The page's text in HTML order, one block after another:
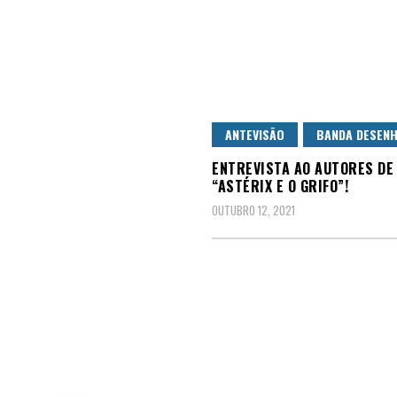
ANTEVISÃO BANDA
ENTREVISTA AO AUTORES DE
“ASTÉRIX E O GRIFO”!
OUTUBRO 12, 2021